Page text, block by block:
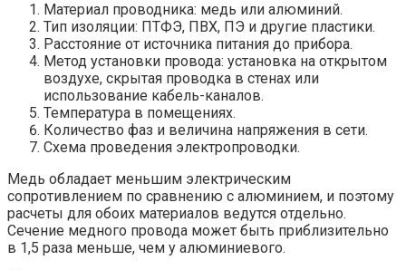
Материал проводника: медь или алюминий.
Тип изоляции: ПТФЭ, ПВХ, ПЭ и другие пластики.
Расстояние от источника питания до прибора.
Метод установки провода: установка на открытом
воздухе, скрытая проводка в стенах или
использование кабель-каналов.
Температура в помещениях.
Количество фаз и величина напряжения в сети.
Схема проведения электропроводки.
Медь обладает меньшим электрическим
сопротивлением по сравнению с алюминием, и поэтому
расчеты для обоих материалов ведутся отдельно.
Сечение медного провода может быть приблизительно
в 1,5 раза меньше, чем у алюминиевого.